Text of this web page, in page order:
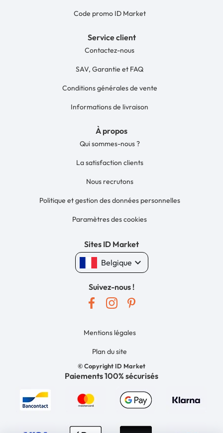
Code promo ID Market
Service client
Contactez-nous
SAV, Garantie et FAQ
Conditions générales de vente
Informations de livraison
À propos
Qui sommes-nous ?
La satisfaction clients
Nous recrutons
Politique et gestion des données personnelles
Paramètres des cookies
Sites ID Market
Belgique keyboard_arrow_down
Suivez-nous !
© Copyright ID Market
Mentions légales
Plan du site
Paiements 100% sécurisés